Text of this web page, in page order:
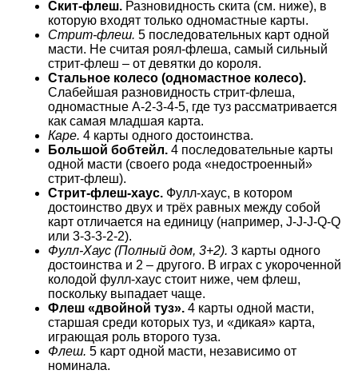
Скит-флеш. Разновидность скита (см. ниже), в
которую входят только одномастные карты.
Стрит-флеш. 5 последовательных карт одной
масти. Не считая роял-флеша, самый сильный
стрит-флеш – от девятки до короля.
Стальное колесо (одномастное колесо).
Слабейшая разновидность стрит-флеша,
одномастные А-2-3-4-5, где туз рассматривается
как самая младшая карта.
Каре. 4 карты одного достоинства.
Большой бобтейл. 4 последовательные карты
одной масти (своего рода «недостроенный»
стрит-флеш).
Стрит-флеш-хаус. Фулл-хаус, в котором
достоинство двух и трёх равных между собой
карт отличается на единицу (например, J-J-J-Q-Q
или 3-3-3-2-2).
Фулл-Хаус (Полный дом, 3+2). 3 карты одного
достоинства и 2 – другого. В играх с укороченной
колодой фулл-хаус стоит ниже, чем флеш,
поскольку выпадает чаще.
Флеш «двойной туз». 4 карты одной масти,
старшая среди которых туз, и «дикая» карта,
играющая роль второго туза.
Флеш. 5 карт одной масти, независимо от
номинала.